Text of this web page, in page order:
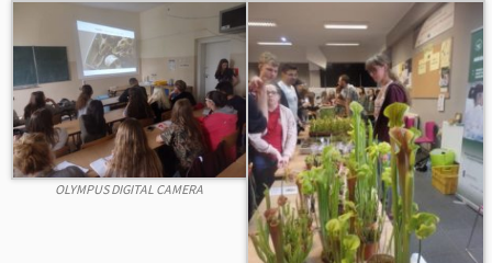
OLYMPUS DIGITAL CAMERA